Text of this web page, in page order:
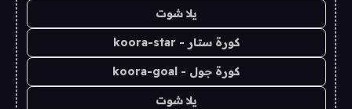
يلا شوت
كورة ستار - koora-star
كورة جول - koora-goal
يلا شوت